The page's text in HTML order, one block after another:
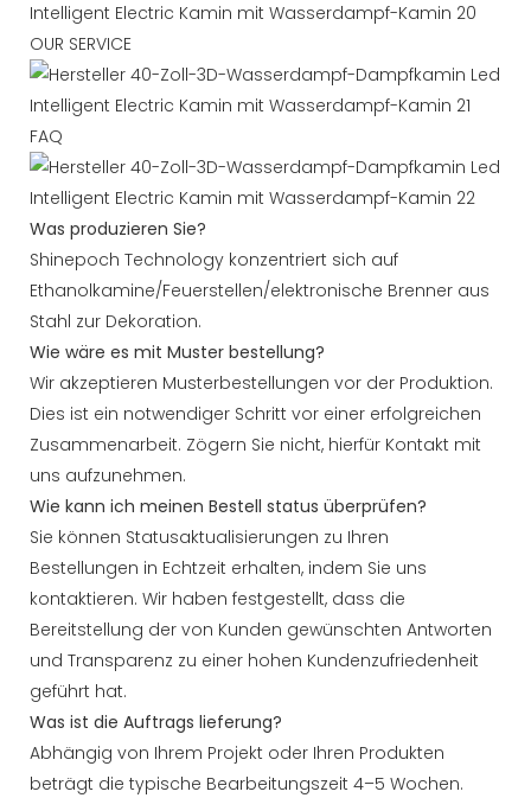
OUR SERVICE
FAQ
Was produzieren Sie?
Shinepoch Technology konzentriert sich auf
Ethanolkamine/Feuerstellen/elektronische Brenner aus
Stahl zur Dekoration.
Wie wäre es mit Muster bestellung?
Wir akzeptieren Musterbestellungen vor der Produktion.
Dies ist ein notwendiger Schritt vor einer erfolgreichen
Zusammenarbeit. Zögern Sie nicht, hierfür Kontakt mit
uns aufzunehmen.
Wie kann ich meinen Bestell status überprüfen?
Sie können Statusaktualisierungen zu Ihren
Bestellungen in Echtzeit erhalten, indem Sie uns
kontaktieren. Wir haben festgestellt, dass die
Bereitstellung der von Kunden gewünschten Antworten
und Transparenz zu einer hohen Kundenzufriedenheit
geführt hat.
Was ist die Auftrags lieferung?
Abhängig von Ihrem Projekt oder Ihren Produkten
beträgt die typische Bearbeitungszeit 4–5 Wochen.